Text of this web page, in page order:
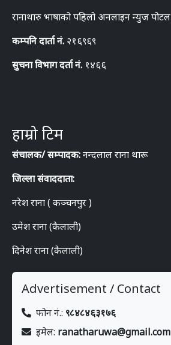
रानाथारु भाषाको पहिलो अनलाइन न्युज पोटल
कम्पनि दार्ता नं. २१६९६९
सुचना विभाग दर्ता नं. १४६६
हाम्रो टिम
संचालक/ सम्पादक:नन्दलाल राना थारू
जिल्ला संवाददाता:
नरेश राना ( कञ्चनपुर )
उमेश राना (कैलाली)
दिनेश राना (कैलाली)
Advertisement / Contact
फोन नं.: ९८४८४६३१७६
इमेल: ranatharuwa@gmail.com